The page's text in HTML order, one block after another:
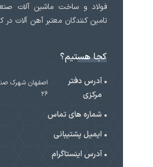
فولاد و ساخت ماشین آلات
تامین کنندگان معتبر آهن آلات
کجا هستیم؟
آدرس دفتر
مرکزی
اصفهان شهرک
۲۶
شماره های تماس
ایمیل پشتیبانی
آدرس اینستاگرام